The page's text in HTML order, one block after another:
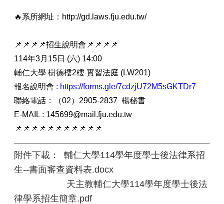
🔥系所網址：http://gd.laws.fju.edu.tw/
📌📌📌📌招生說明會📌📌📌📌
114年3月15日 (六) 14:00
輔仁大學 樹德樓2樓 實習法庭 (LW201)
報名說明會 : https://forms.gle/7cdzjU72M5sGKTDr7
聯絡電話：（02）2905-2837 楊秘書
E-MAIL : 145699@mail.fju.edu.tw
📌📌📌📌📌📌📌📌📌📌📌
附件下載： 輔仁大學114學年度學士後法律系招
生--書面審查資料表.docx
天主教輔仁大學114學年度學士後法
律學系招生簡章.pdf